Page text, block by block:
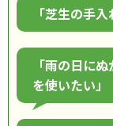
「芝生の手
「雨の日に
を使いたい」